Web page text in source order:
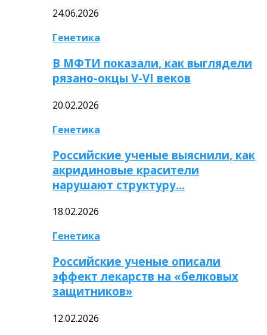
24.06.2026
Генетика
В МФТИ показали, как выглядели
рязано-окцы V-VI веков
20.02.2026
Генетика
Российские ученые выяснили, как
акридиновые красители
нарушают структуру…
18.02.2026
Генетика
Российские ученые описали
эффект лекарств на «белковых
защитников»
12.02.2026